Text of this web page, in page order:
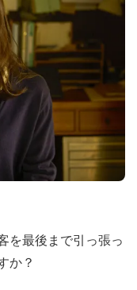
最後まで引っ張っ
か？